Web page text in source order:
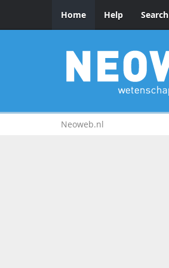
Home Help Search
Neoweb.nl